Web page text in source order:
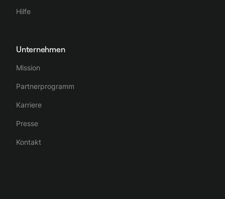
Hilfe
Unternehmen
Mission
Partnerprogramm
Karriere
Presse
Kontakt